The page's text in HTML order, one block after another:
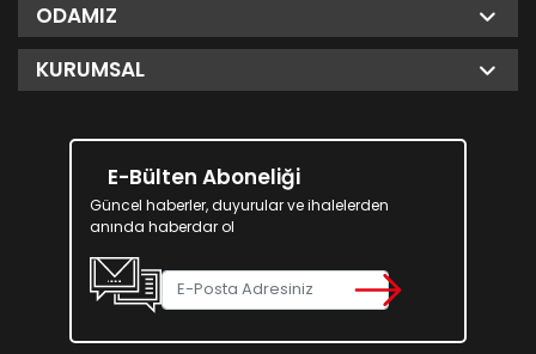
ODAMIZ
KURUMSAL
E-Bülten Aboneliği
Güncel haberler, duyurular ve ihalelerden
anında haberdar ol